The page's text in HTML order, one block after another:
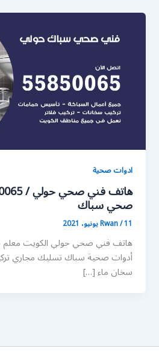
ادوات صحية
صحي سباك
Rwan/11 يونيو، 2021
هاتف فني صحي حولي الكويت
أدوات صحية سباك تسليك مجاري
سخان ماء […]